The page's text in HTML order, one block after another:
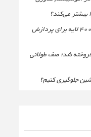
بیشتر می‌کند؟
سامسونگ از اولین تراشه حافظه با بیش از ۴۰۰ لایه برای پردازش
محصولات فراری تا پایان سال ۲۰۲۷ فروخته شد؛ صف طولانی
جلوگیری کنیم؟